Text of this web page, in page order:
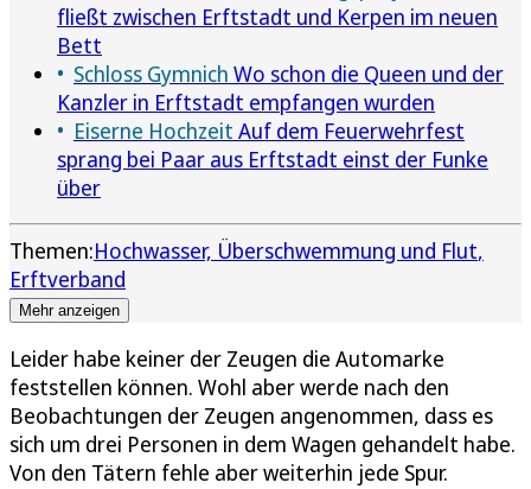
fließt zwischen Erftstadt und Kerpen im neuen
Bett
Schloss Gymnich Wo schon die Queen und der
Kanzler in Erftstadt empfangen wurden
Eiserne Hochzeit Auf dem Feuerwehrfest
sprang bei Paar aus Erftstadt einst der Funke
über
Themen:Hochwasser, Überschwemmung und Flut
Erftverband
Mehr anzeigen
Leider habe keiner der Zeugen die Automarke
feststellen können. Wohl aber werde nach den
Beobachtungen der Zeugen angenommen, dass es
sich um drei Personen in dem Wagen gehandelt habe.
Von den Tätern fehle aber weiterhin jede Spur.